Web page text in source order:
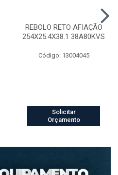
REBOLO RETO AFIAÇÃO
254X25.4X38.1 38A80KVS
Código: 13004045
Solicitar
Orçamento